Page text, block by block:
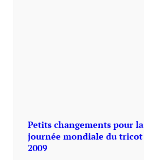
Petits changements pour la
journée mondiale du tricot
2009